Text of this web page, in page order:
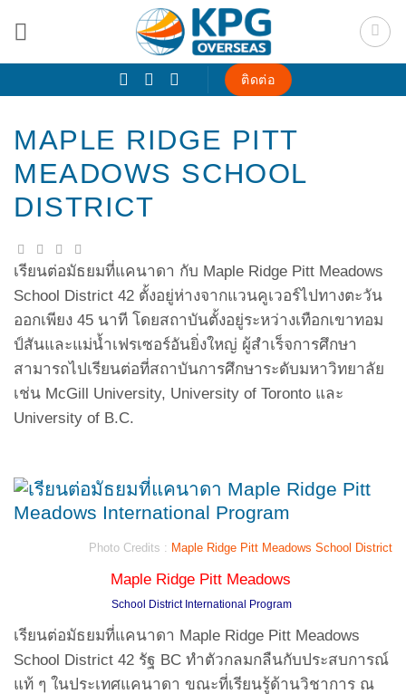
content
ติดต่อ
MAPLE RIDGE PITT
MEADOWS SCHOOL
DISTRICT
เรียนต่อมัธยมที่แคนาดา กับ Maple Ridge Pitt Meadows
School District 42 ตั้งอยู่ห่างจากแวนคูเวอร์ไปทางตะวัน
ออกเพียง 45 นาที โดยสถาบันตั้งอยู่ระหว่างเทือกเขาทอม
ป์สันและแม่น้ำเฟรเซอร์อันยิ่งใหญ่ ผู้สำเร็จการศึกษา
สามารถไปเรียนต่อที่สถาบันการศึกษาระดับมหาวิทยาลัย
เช่น McGill University, University of Toronto และ
University of B.C.
Photo Credits : Maple Ridge Pitt Meadows School District
Maple Ridge Pitt Meadows
School District International Program
เรียนต่อมัธยมที่แคนาดา Maple Ridge Pitt Meadows
School District 42 รัฐ BC ทำตัวกลมกลืนกับประสบการณ์
แท้ ๆ ในประเทศแคนาดา ขณะที่เรียนรู้ด้านวิชาการ ณ